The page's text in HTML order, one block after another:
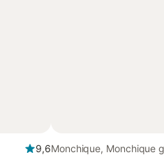
9,6Monchique, Monchique